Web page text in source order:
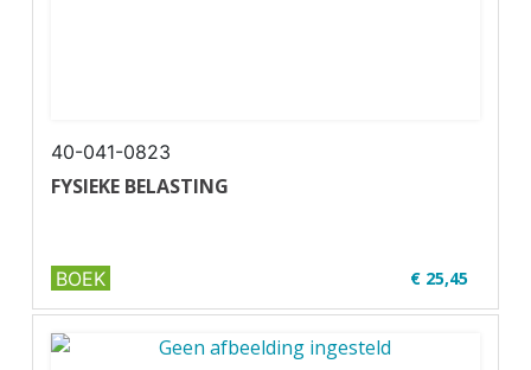
40-041-0823
FYSIEKE BELASTING
€ 25,45
✔ U20-1
✔ Zwart-wit
BOEK